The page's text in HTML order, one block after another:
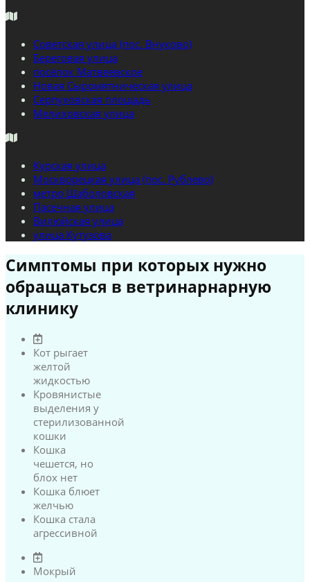
Советская улица (пос. Внуково)
Береговая улица
посёлок Матвеевское
Новая Сыромятническая улица
Серпуховская площадь
Мелиховская улица
Курская улица
Москворецкая улица (пос. Рублево)
метро Шаболовская
Пасечная улица
Вилюйская улица
улица Кутузова
Симптомы при которых нужно
обращаться в ветринарнарную
клинику
Кот рыгает
желтой
жидкостью
Кровянистые
выделения у
стерилизованной
кошки
Кошка
чешется, но
блох нет
Кошка блюет
желчью
Кошка стала
агрессивной
Мокрый